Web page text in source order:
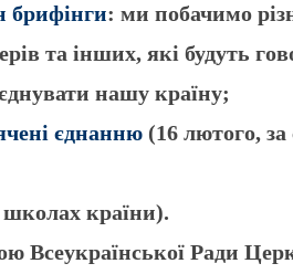
брифінги: ми побачимо
та інших, які будуть
нашу країну;
єднанню (16 лютого,
школах країни).
Всеукраїнської Ради